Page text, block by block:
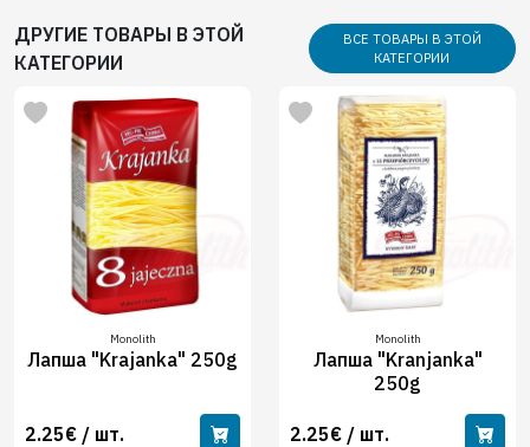
ДРУГИЕ ТОВАРЫ В ЭТОЙ
КАТЕГОРИИ
ВСЕ ТОВАРЫ В ЭТОЙ
КАТЕГОРИИ
Monolith
Лапша "Krajanka" 250g
2.25€ / шт.
Monolith
Лапша "Kranjanka"
250g
2.25€ / шт.